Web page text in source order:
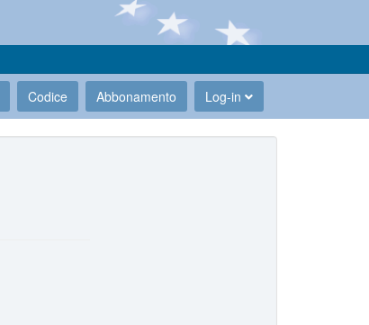
Codice Abbonamento Log-in